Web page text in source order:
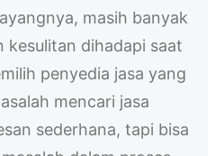
masih banyak
kesulitan dihadapi saat
penyedia jasa yang
mencari jasa
sederhana, tapi bisa